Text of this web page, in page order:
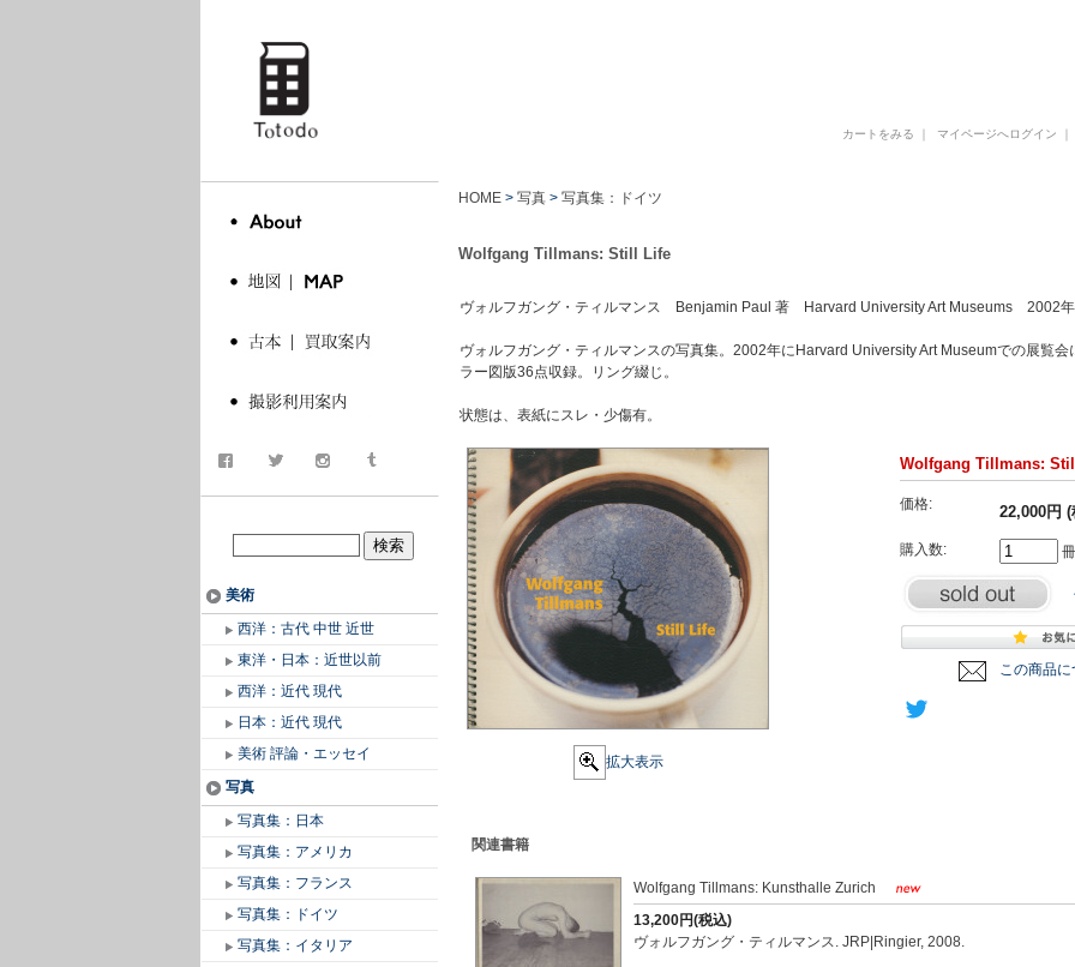
カートをみる マイページへログイン
美術
西洋：古代 中世 近世
東洋・日本：近世以前
西洋：近代 現代
日本：近代 現代
美術 評論・エッセイ
写真
写真集：日本
写真集：アメリカ
写真集：フランス
写真集：ドイツ
写真集：イタリア
HOME > 写真 > 写真集：ドイツ
Wolfgang Tillmans: Still Life
ヴォルフガング・ティルマンス Benjamin Paul 著 Harvard University Art Museums
ヴォルフガング・ティルマンスの写真集。2002年にHarvard University Art Museumでの展覧
ラー図版36点収録。リング綴じ。
状態は、表紙にスレ・少傷有。
拡大表示
Wolfgang Tillmans:
価格: 22,000円 (
購入数: 冊
この商品
関連書籍
Wolfgang Tillmans: Kunsthalle Zurich
13,200円(税込)
ヴォルフガング・ティルマンス. JRP|Ringier, 2008.